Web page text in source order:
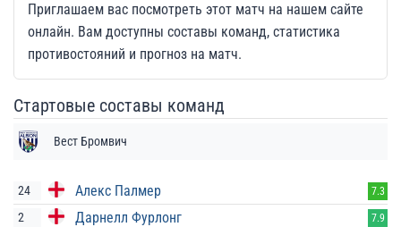
Приглашаем вас посмотреть этот матч на нашем сайте
онлайн. Вам доступны составы команд, статистика
противостояний и прогноз на матч.
Стартовые составы команд
Вест Бромвич
24 Алекс Палмер 7.3
2 Дарнелл Фурлонг 7.9